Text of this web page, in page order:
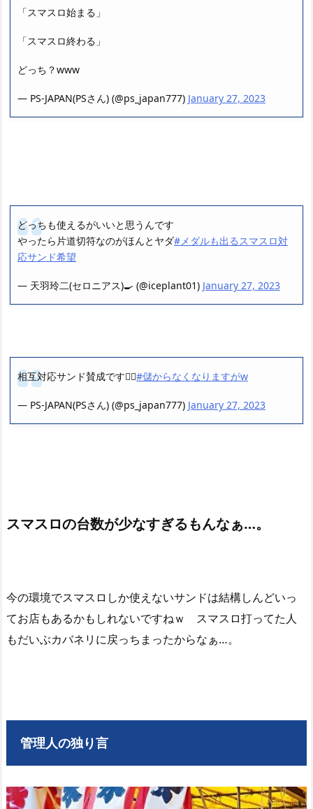
「スマスロ始まる」
「スマスロ終わる」
どっち？www
— PS-JAPAN(PSさん) (@ps_japan777) January 27, 2023
どっちも使えるがいいと思うんです
やったら片道切符なのがほんとヤダ#メダルも出るスマスロ対
応サンド希望
— 天羽玲二(セロニアス)🍳 (@iceplant01) January 27, 2023
相互対応サンド賛成です🙋‍♂️#儲からなくなりますがw
— PS-JAPAN(PSさん) (@ps_japan777) January 27, 2023
スマスロの台数が少なすぎるもんなぁ…。
今の環境でスマスロしか使えないサンドは結構しんどいっ
てお店もあるかもしれないですねｗ スマスロ打ってた人
もだいぶカバネリに戻っちまったからなぁ…。
管理人の独り言